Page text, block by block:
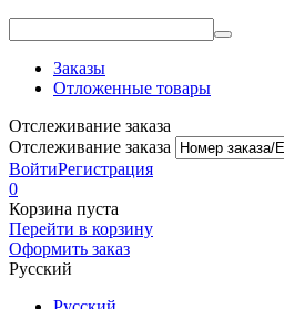
Заказы
Отложенные товары
Отслеживание заказа
Отслеживание заказа
ВойтиРегистрация
0
Корзина пуста
Перейти в корзину
Оформить заказ
Русский